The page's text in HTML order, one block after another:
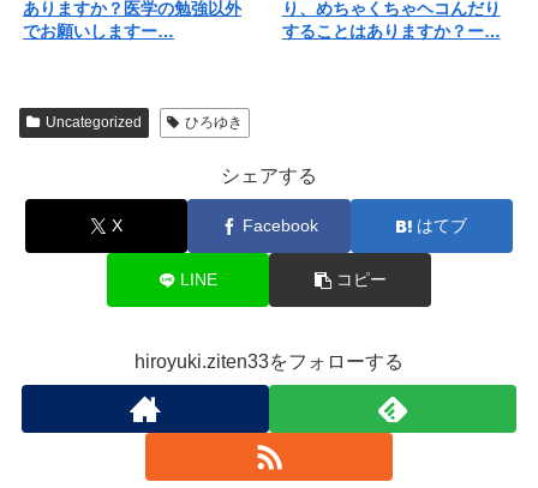
ありますか？医学の勉強以外
でお願いしますー…
り、めちゃくちゃヘコんだり
することはありますか？ー…
Uncategorized ひろゆき
シェアする
X Facebook はてブ
LINE コピー
hiroyuki.ziten33をフォローする